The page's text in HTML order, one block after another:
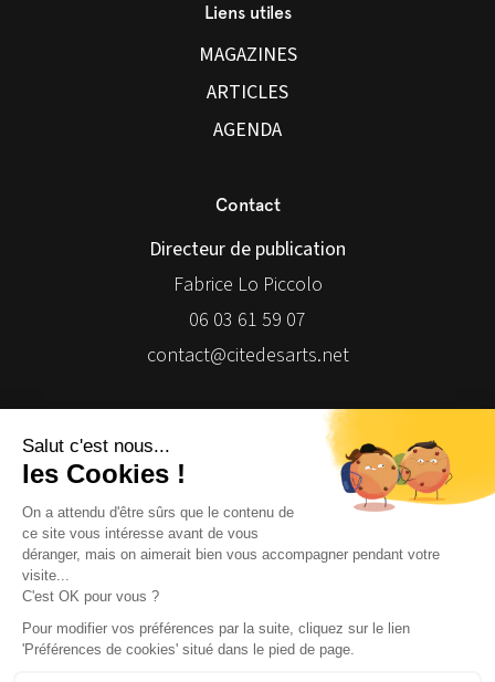
Liens utiles
MAGAZINES
ARTICLES
AGENDA
Contact
Directeur de publication
Fabrice Lo Piccolo
06 03 61 59 07
contact@citedesarts.net